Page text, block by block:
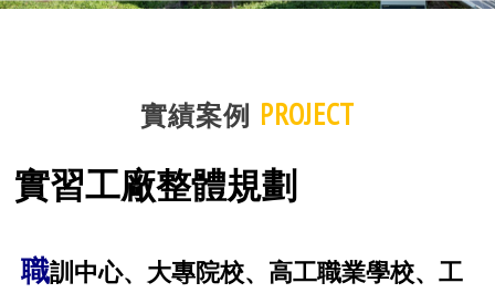
實績案例 PROJECT
實習工廠整體規劃
職訓中心、大專院校、高工職業學校、工